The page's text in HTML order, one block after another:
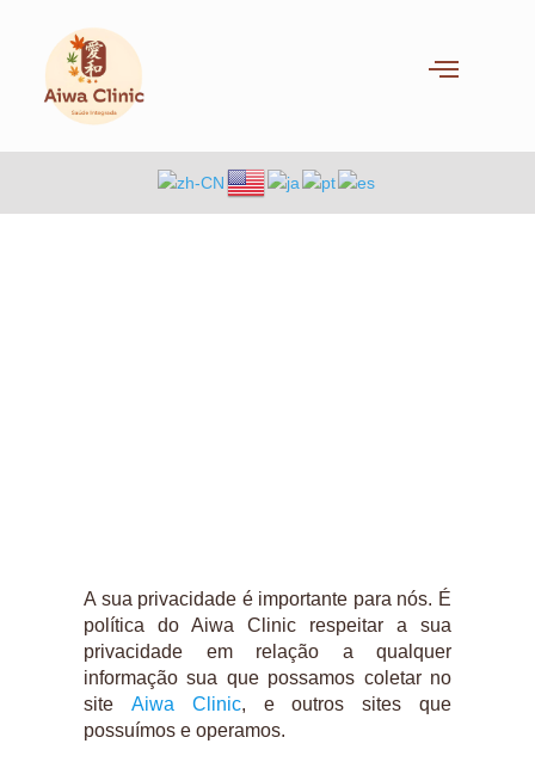
A sua privacidade é importante para nós. É
política do Aiwa Clinic respeitar a sua
privacidade em relação a qualquer
informação sua que possamos coletar no
site Aiwa Clinic, e outros sites que
possuímos e operamos.